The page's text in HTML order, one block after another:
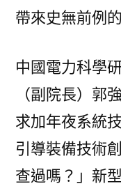
帶來史無前例
中國電力科學
（副院長）郭
求加年夜系統
引導裝備技術
查過嗎？」新